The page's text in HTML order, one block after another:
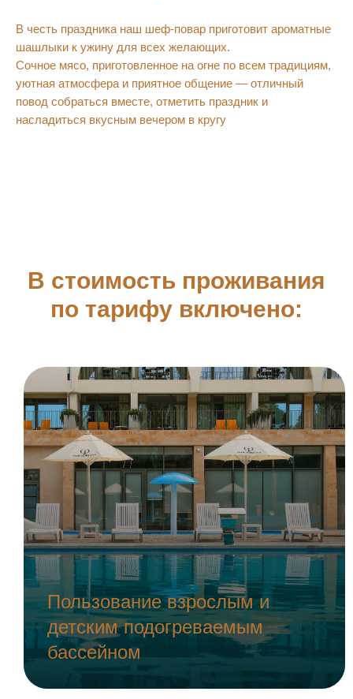
В честь праздника наш шеф-повар приготовит ароматные
шашлыки к ужину для всех желающих.
Сочное мясо, приготовленное на огне по всем традициям,
уютная атмосфера и приятное общение — отличный
повод собраться вместе, отметить праздник и
насладиться вкусным вечером в кругу
В стоимость проживания
по тарифу включено:
Пользование взрослым и
детским подогреваемым
бассейном